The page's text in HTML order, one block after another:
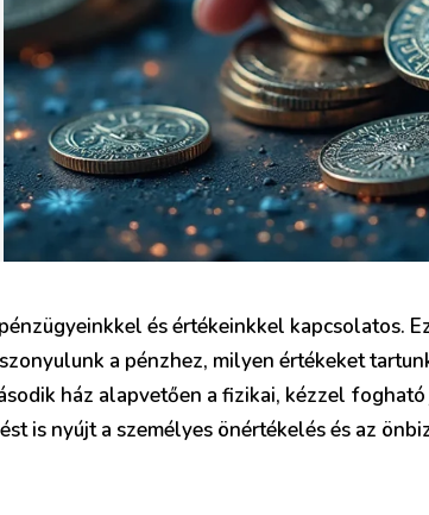
és értékeinkkel kapcsolatos.
a pénzhez, milyen értékeket
ház alapvetően a fizikai, kézzel
is nyújt a személyes önértékelés és az